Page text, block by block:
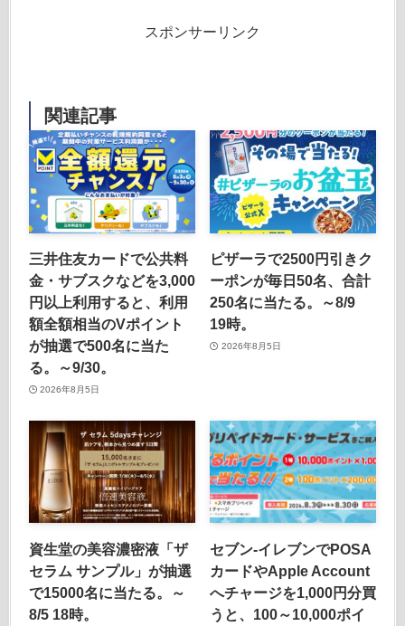
スポンサーリンク
関連記事
三井住友カードで公共料
金・サブスクなどを3,000
円以上利用すると、利用
額全額相当のVポイント
が抽選で500名に当た
る。～9/30。
2026年8月5日
ピザーラで2500円引きク
ーポンが毎日50名、合計
250名に当たる。～8/9
19時。
2026年8月5日
資生堂の美容濃密液「ザ
セラム サンプル」が抽選
で15000名に当たる。～
8/5 18時。
セブン‐イレブンでPOSA
カードやApple Account
へチャージを1,000円分買
うと、100～10,000ポイ